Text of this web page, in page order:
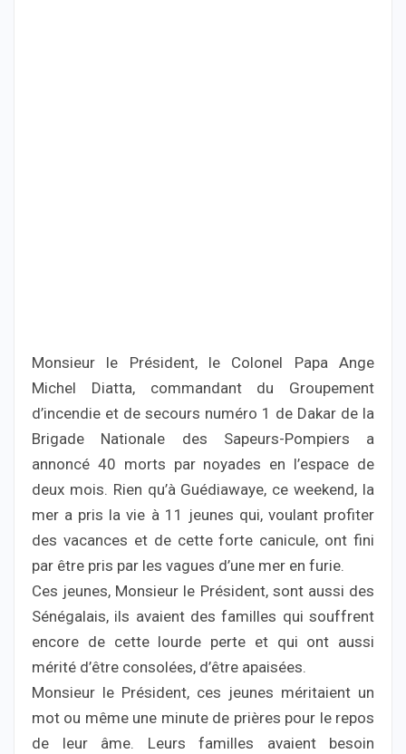
Monsieur le Président, le Colonel Papa Ange
Michel Diatta, commandant du Groupement
d’incendie et de secours numéro 1 de Dakar de la
Brigade Nationale des Sapeurs-Pompiers a
annoncé 40 morts par noyades en l’espace de
deux mois. Rien qu’à Guédiawaye, ce weekend, la
mer a pris la vie à 11 jeunes qui, voulant profiter
des vacances et de cette forte canicule, ont fini
par être pris par les vagues d’une mer en furie.
Ces jeunes, Monsieur le Président, sont aussi des
Sénégalais, ils avaient des familles qui souffrent
encore de cette lourde perte et qui ont aussi
mérité d’être consolées, d’être apaisées.
Monsieur le Président, ces jeunes méritaient un
mot ou même une minute de prières pour le repos
de leur âme. Leurs familles avaient besoin